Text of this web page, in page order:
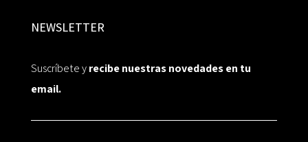
NEWSLETTER
Suscríbete yrecibe nuestras novedades en tu
email.